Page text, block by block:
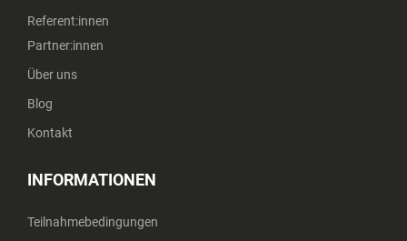
Referent:innen
Partner:innen
Über uns
Blog
Kontakt
INFORMATIONEN
Teilnahmebedingungen